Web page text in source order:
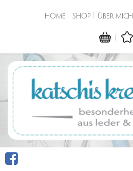
HOME SHOP ÜBER MICH